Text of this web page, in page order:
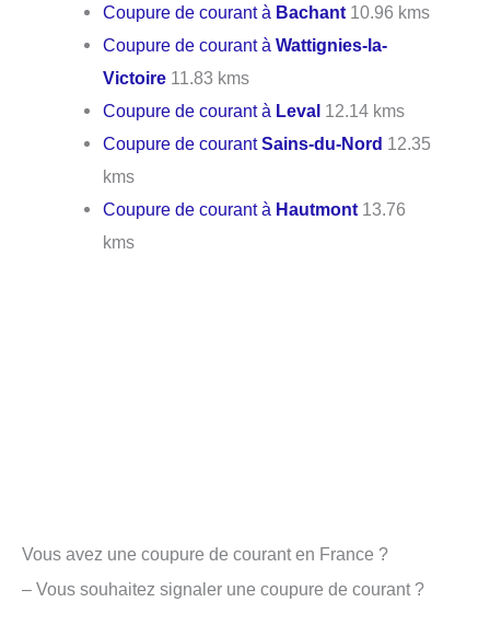
Coupure de courant à Bachant 10.96 kms
Coupure de courant àWattignies-la-
Victoire 11.83 kms
Coupure de courant à Leval 12.14 kms
Coupure de courantSains-du-Nord 12.35
kms
Coupure de courant à Hautmont 13.76
kms
Vous avez une coupure de courant en France ?
– Vous souhaitez signaler une coupure de courant ?